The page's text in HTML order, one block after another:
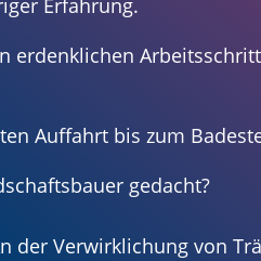
Erfahrung.
Auffahrt bis zum
gedacht?
der Verwirklichung von